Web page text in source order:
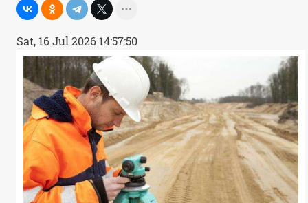
Sat, 16 Jul 2026 14:57:50